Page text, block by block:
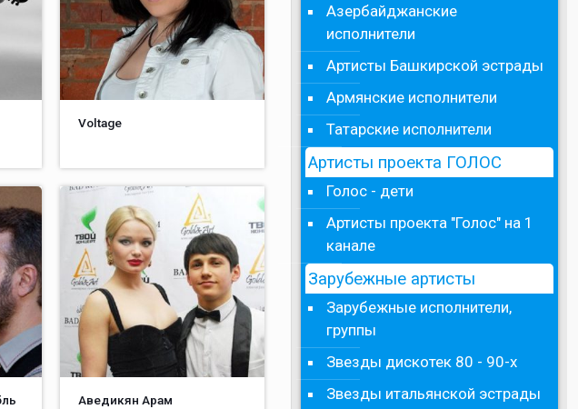
Voltage
Аведикян Арам
Азербайджанские
исполнители
Артисты Башкирской эстрады
Армянские исполнители
Татарские исполнители
Артисты проекта ГОЛОС
Голос - дети
Артисты проекта "Голос" на 1
канале
Зарубежные артисты
Зарубежные исполнители,
группы
Звезды дискотек 80 - 90-х
Звезды итальянской эстрады